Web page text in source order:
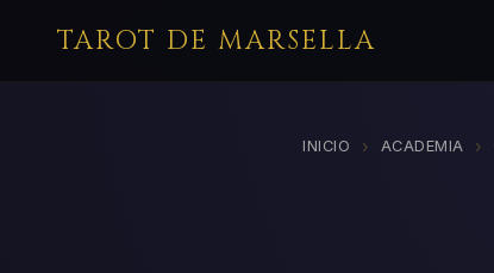
TAROT DE MARSELLA
INICIO › ACADEMIA ›